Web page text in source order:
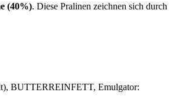
(40%). Diese Pralinen zeichnen sich durch
BUTTERREINFETT, Emulgator: